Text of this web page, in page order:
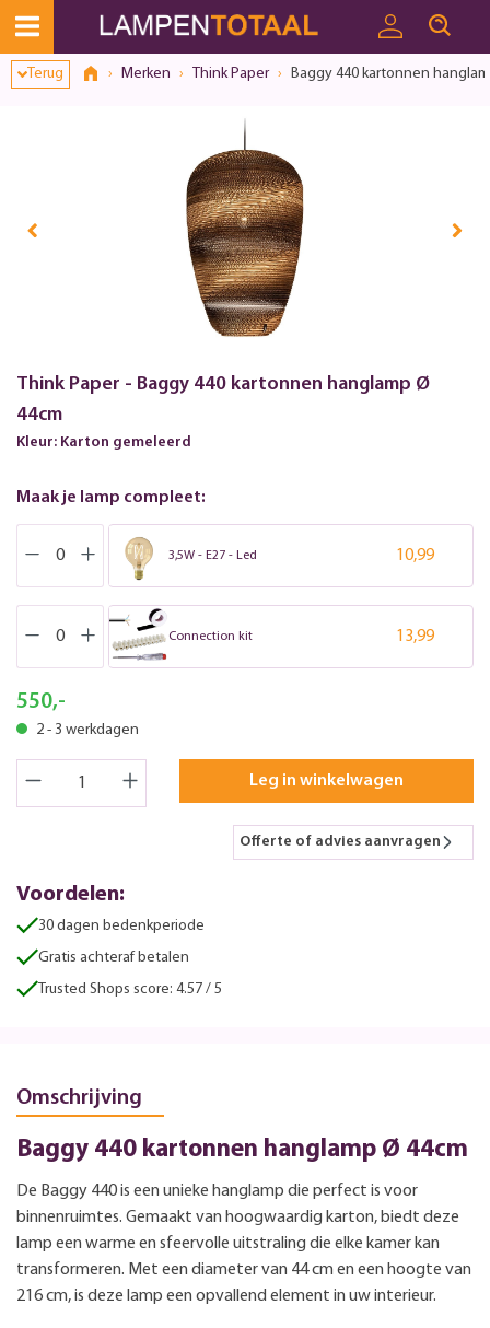
Terug Merken Think Paper Baggy 440 kartonnen
Think Paper - Baggy 440 kartonnen hanglamp Ø
44cm
Kleur: Karton gemeleerd
Maak je lamp compleet:
3,5W - E27 - Led 10,99
Connection kit 13,99
550,-
2 - 3 werkdagen
Leg in winkelwagen
Offerte of advies aanvragen
Voordelen:
30 dagen bedenkperiode
Gratis achteraf betalen
Trusted Shops score: 4.57 / 5
Omschrijving
Baggy 440 kartonnen hanglamp Ø 44cm
De Baggy 440 is een unieke hanglamp die perfect is voor
binnenruimtes. Gemaakt van hoogwaardig karton, biedt deze
lamp een warme en sfeervolle uitstraling die elke kamer kan
transformeren. Met een diameter van 44 cm en een hoogte van
216 cm, is deze lamp een opvallend element in uw interieur.